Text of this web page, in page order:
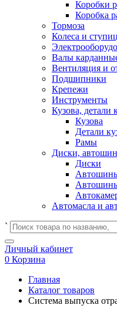
Коробки
Коробка
Тормоза
Колеса и
Валы
Вентиляция и
Подшипники
Крепежи
Инструменты
Кузова, детали
Кузова
Детали
Рамы
Диски,
Диски
Автомасла и
`
Личный кабинет
0 Корзина
Главная
Каталог товаров
Система выпуска